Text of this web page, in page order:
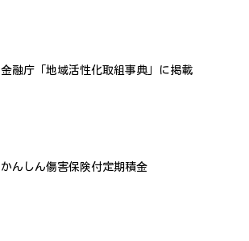
金融庁「地域活性化取組事典」に掲載
かんしん傷害保険付定期積金
清掃活動
第7回おいしいかんおんじ物産展